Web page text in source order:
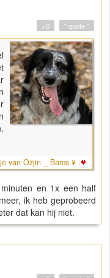
" quote "
+0
van Ozjin _ Bams ¥ .
en 1x een half
ik heb geprobeerd
dat kan hij niet.